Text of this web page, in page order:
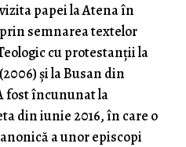
papei la Atena în
semnarea textelor
cu protestanții la
și la Busan din
fost încununat la
din iunie 2016, în care o
a unor episcopi